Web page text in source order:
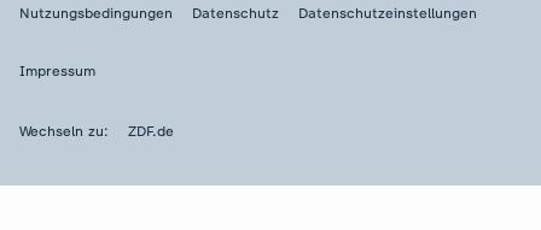
Nutzungsbedingungen Datenschutz Datenschutzeinstellungen
Impressum
Wechseln zu: ZDF.de